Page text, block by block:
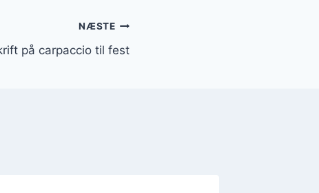
NÆSTE
på carpaccio til fest